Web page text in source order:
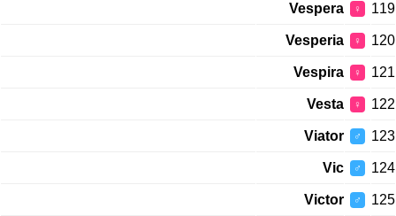
119
♀
Vespera
120
♀
Vesperia
121
♀
Vespira
122
♀
Vesta
123
♂
Viator
124
♂
Vic
125
♂
Victor